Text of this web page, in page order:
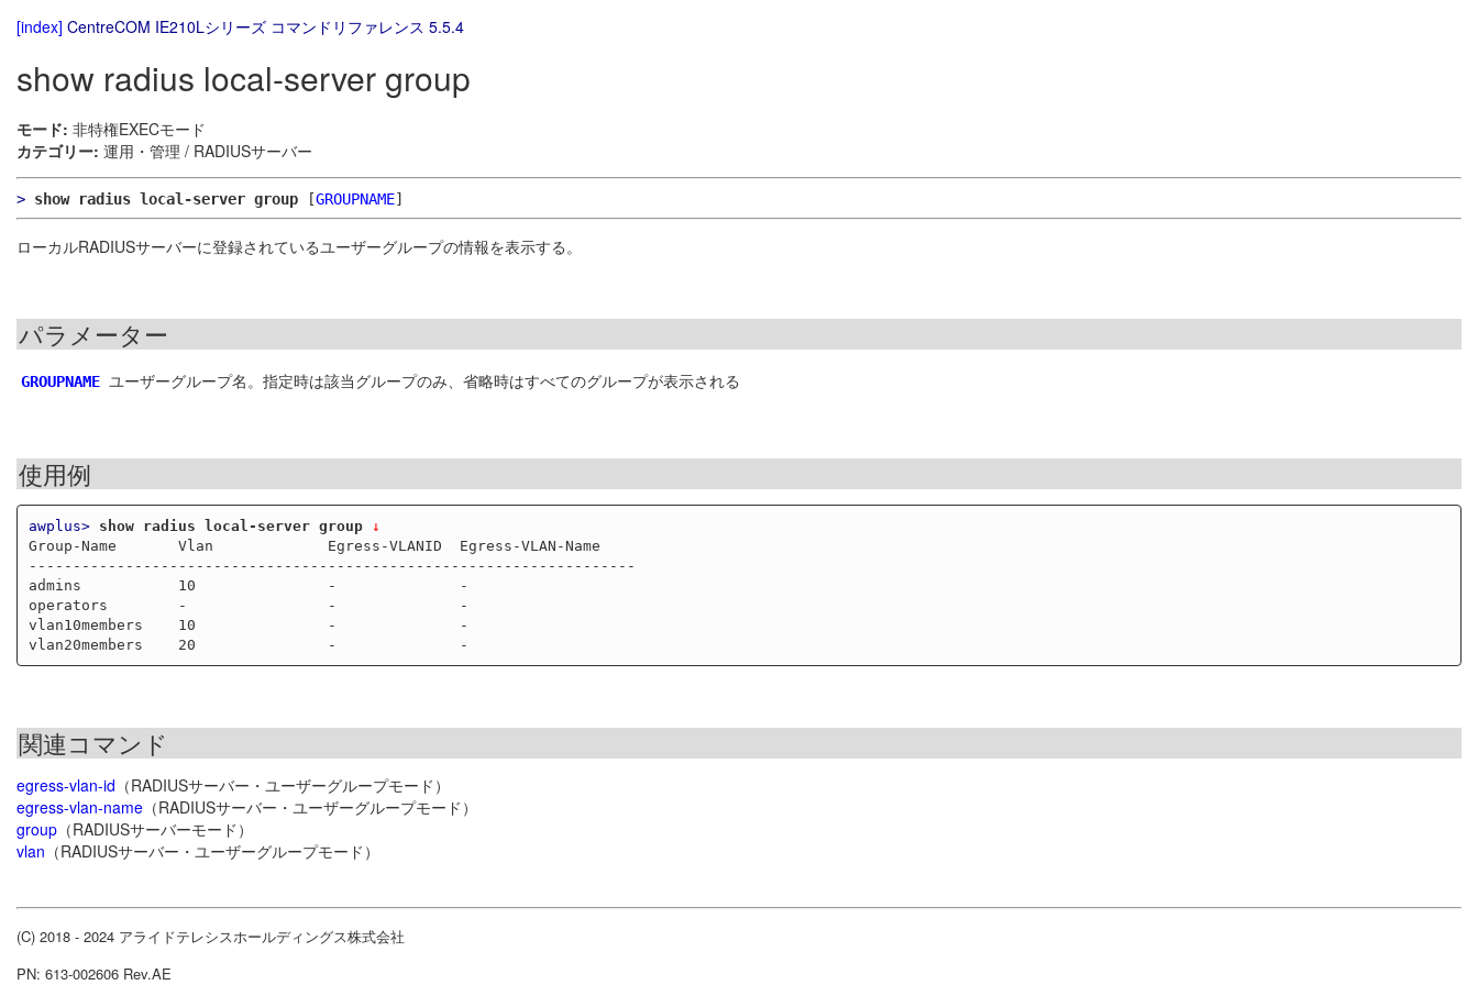
[index] CentreCOM IE210Lシリーズ コマンドリファレンス 5.5.4
show radius local-server group
モード: 非特権EXECモード
カテゴリー: 運用・管理 / RADIUSサーバー
> show radius local-server group [GROUPNAME]
ローカルRADIUSサーバーに登録されているユーザーグループの情報を表示する。
パラメーター
GROUPNAME ユーザーグループ名。指定時は該当グループのみ、省略時はすべてのグループが表示される
使用例
awplus> show radius local-server group ↓
Group-Name       Vlan             Egress-VLANID  Egress-VLAN-Name
---------------------------------------------------------------------
admins           10               -              -
operators        -                -              -
vlan10members    10               -              -
関連コマンド
egress-vlan-id （RADIUSサーバー・ユーザーグループモード）
egress-vlan-name （RADIUSサーバー・ユーザーグループモード）
group （RADIUSサーバーモード）
vlan （RADIUSサーバー・ユーザーグループモード）
(C) 2018 - 2024 アライドテレシスホールディングス株式会社
PN: 613-002606 Rev.AE